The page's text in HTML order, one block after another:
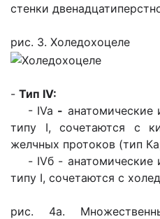
стенки
рис. 3. Холедохоцеле
- Тип IV:
- IVa - анатомические
типу I, сочетаются с
желчных протоков (тип
- IVб - анатомические
типу I, сочетаются с
рис. 4а.